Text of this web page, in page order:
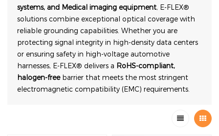
systems, and Medical imaging equipment, E-FLEX®
solutions combine exceptional optical coverage with
reliable grounding capabilities. Whether you are
protecting signal integrity in high-density data centers
or ensuring safety in high-voltage automotive
harnesses, E-FLEX® delivers a RoHS-compliant,
halogen-freebarrier that meets the most stringent
electromagnetic compatibility (EMC) requirements.